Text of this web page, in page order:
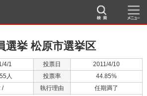
選挙 松原市選挙区
4/1 投票日
2011/4/10
人 投票率
44.85%
/ 執行理由
任期満了